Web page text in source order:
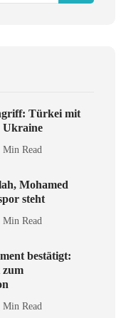
Türkei mit
Ukraine
Min Read
Mohamed
steht
Min Read
bestätigt:
zum
Min Read